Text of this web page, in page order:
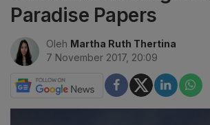
Paradise Papers
Oleh Martha Ruth Thertina
7 November 2017, 20:09